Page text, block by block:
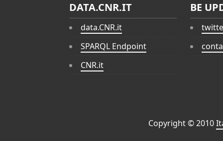
DATA.CNR.IT
data.CNR.it
SPARQL Endpoint
CNR.it
BE
Copyright © 2010